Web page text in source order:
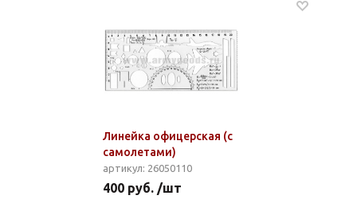
Линейка офицерская (с
самолетами)
артикул: 26050110
400 руб. /шт